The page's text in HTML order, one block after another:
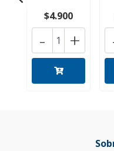
$4.900
+
-